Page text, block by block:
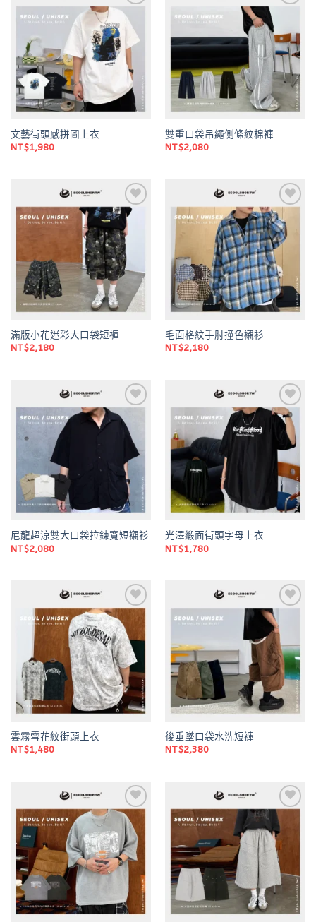
Add to
wishlist
文藝街頭感拼圖上衣
NT$1,980
wishlist
雙重口袋吊繩側條紋棉褲
NT$2,080
Add to
wishlist
滿版小花迷彩大口袋短褲
NT$2,180
Add to
wishlist
毛面格紋手肘撞色襯衫
NT$2,180
Add to
wishlist
尼龍超涼雙大口袋拉鍊寬短襯衫
NT$2,080
Add to
wishlist
光澤緞面街頭字母上衣
NT$1,780
Add to
wishlist
雲霧雪花紋街頭上衣
NT$1,480
Add to
wishlist
後垂墜口袋水洗短褲
NT$2,380
Add to
wishlist
Add to
wishlist